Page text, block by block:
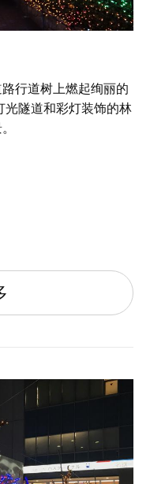
行道树上燃起绚丽的
光隧道和彩灯装饰的林